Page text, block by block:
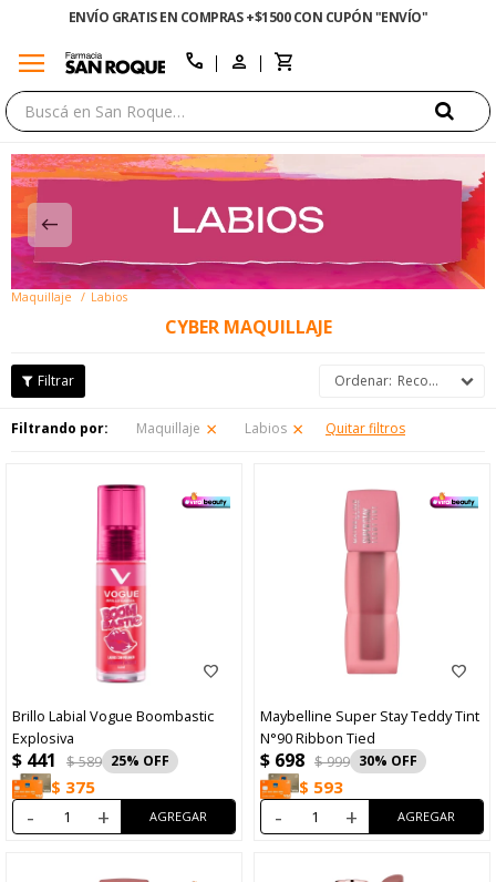
ENVÍO GRATIS EN COMPRAS +$1500 CON CUPÓN "ENVÍO"
menu call
Maquillaje Labios
CYBER MAQUILLAJE
Recomendados
Filtrando por: Maquillaje Labios Quitar filtros
Brillo Labial Vogue Boombastic
Explosiva
$ 441 $589 25
$ 375
- +
Maybelline Super Stay Teddy Tint
N°90 Ribbon Tied
$ 698 $999 30
$ 593
- +
close